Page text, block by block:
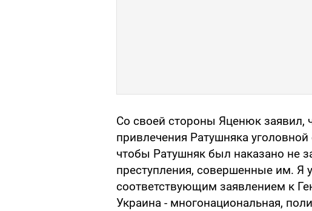
Со своей стороны Яценюк заявил,
привлечения Ратушняка
чтобы Ратушняк был наказано не
преступления, совершенные им. Я
соответствующим заявлением к
Украина - многонациональная,